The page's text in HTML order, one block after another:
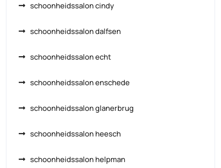
schoonheidssalon cindy
schoonheidssalon dalfsen
schoonheidssalon echt
schoonheidssalon enschede
schoonheidssalon glanerbrug
schoonheidssalon heesch
schoonheidssalon helpman